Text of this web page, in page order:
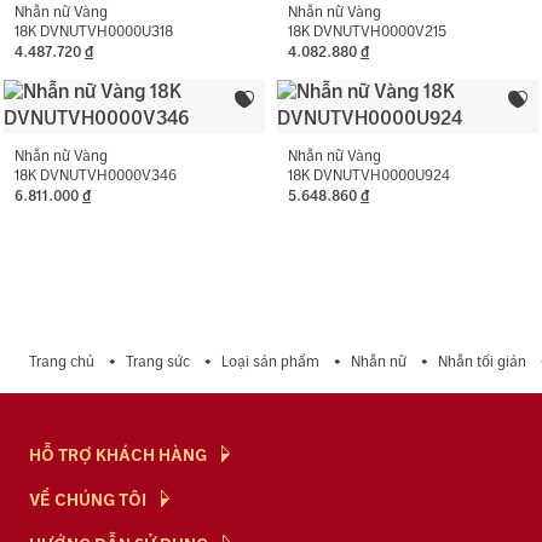
Nhẫn nữ Vàng
18K DVNUTVH0000U318
4.487.720 đ
Nhẫn nữ Vàng
18K DVNUTVH0000V215
4.082.880 đ
Nhẫn nữ Vàng
18K DVNUTVH0000V346
6.811.000 đ
Nhẫn nữ Vàng
18K DVNUTVH0000U924
5.648.860 đ
Trang chủ Trang sức Loại sản phẩm Nhẫn nữ Nhẫn tối giản
HỖ TRỢ KHÁCH HÀNG
Hỏi & Đáp
Chính Sách
VỀ CHÚNG TÔI
NTJ Flagship